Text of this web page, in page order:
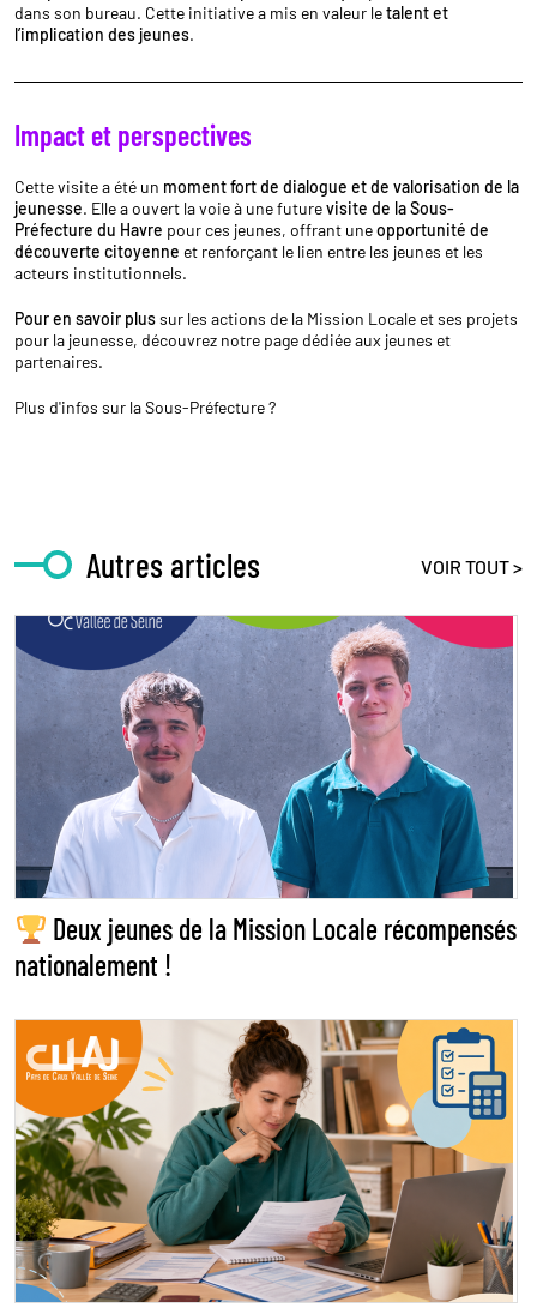
dans son bureau. Cette initiative a mis en valeur letalent et
l’implication des jeunes.
Impact et perspectives
Cette visite a été un moment fort de dialogue et de valorisation de la
jeunesse. Elle a ouvert la voie à une futurevisite de la Sous-
Préfecture du Havre pour ces jeunes, offrant uneopportunité de
découverte citoyenne et renforçant le lien entre les jeunes et les
acteurs institutionnels.
Pour en savoir plussur les actions de la Mission Locale et ses projets
pour la jeunesse, découvrez notre page dédiée aux jeunes et
partenaires.
Plus d'infos sur la Sous-Préfecture ?
Autres articles VOIR TOUT >
Deux jeunes de la Mission Locale récompensés
nationalement !